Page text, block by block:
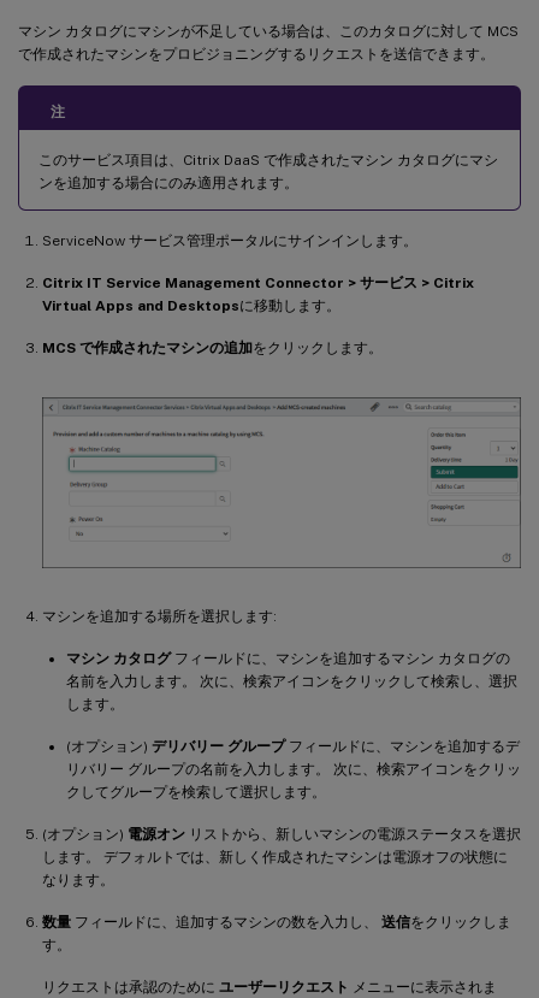
マシン カタログにマシンが不足している場合は、このカタログに対して MCS
で作成されたマシンをプロビジョニングするリクエストを送信できます。
注
このサービス項目は、Citrix DaaS で作成されたマシン カタログにマシ
ンを追加する場合にのみ適用されます。
ServiceNow サービス管理ポータルにサインインします。
Citrix IT Service Management Connector > サービス > Citrix
Virtual Apps and Desktopsに移動します。
MCS で作成されたマシンの追加をクリックします。
マシンを追加する場所を選択します:
マシン カタログフィールドに、マシンを追加するマシン カタログの
名前を入力します。 次に、検索アイコンをクリックして検索し、選択
します。
(オプション) デリバリー グループフィールドに、マシンを追加するデ
リバリー グループの名前を入力します。 次に、検索アイコンをクリッ
クしてグループを検索して選択します。
(オプション) 電源オン リストから、新しいマシンの電源ステータスを選択
します。 デフォルトでは、新しく作成されたマシンは電源オフの状態に
なります。
数量 フィールドに、追加するマシンの数を入力し、 送信をクリックしま
す。
リクエストは承認のために ユーザーリクエスト メニューに表示されま